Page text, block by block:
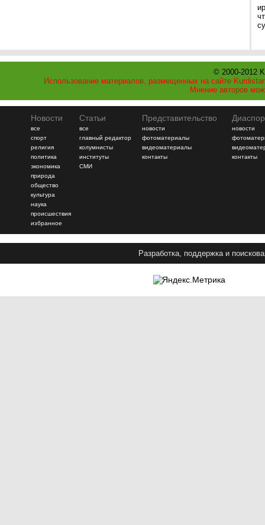
© 2000-2012
Использование материалов, размещенных на сайте
Мнение авторов
Новости
все
спорт
религия
политика
экономика
природа
общество
культура
наука
происшествия
избранное
Статьи
все
главный редактор
колумнисты
институты
СМИ
Представительство
новости
фотоматериалы
видеоматериалы
контакты
новости
контакты
Разработка, поддержка и